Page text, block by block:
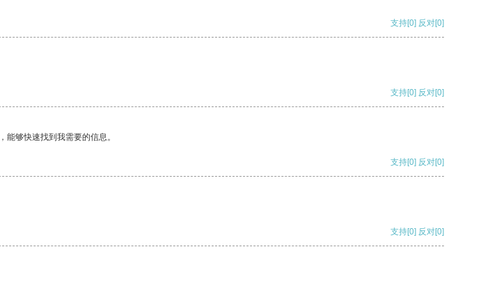
支持[0] 反对[0]
支持[0] 反对[0]
够快速找到我需要的信息。
支持[0] 反对[0]
支持[0] 反对[0]